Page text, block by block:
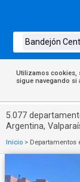
Utilizamos cookies,
sigue navegando si
5.077
Argentina,
Inicio > Departamentos